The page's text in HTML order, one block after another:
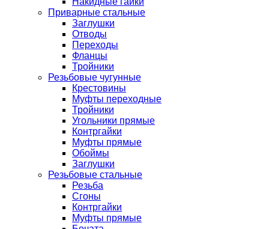
Приварные стальные
Заглушки
Отводы
Переходы
Фланцы
Тройники
Резьбовые чугунные
Крестовины
Муфты переходные
Тройники
Угольники прямые
Контргайки
Муфты прямые
Обоймы
Заглушки
Резьбовые стальные
Резьба
Сгоны
Контргайки
Муфты прямые